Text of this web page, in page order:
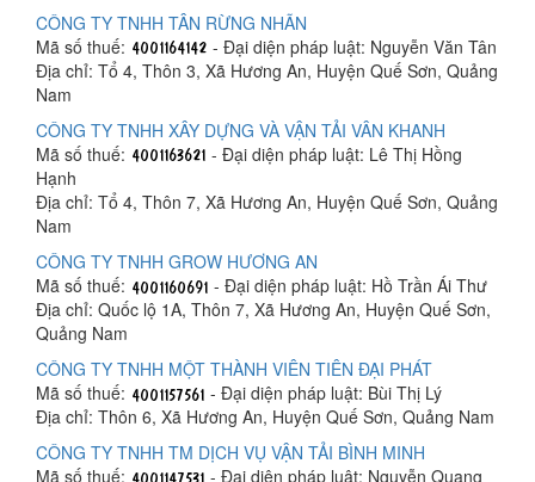
CÔNG TY TNHH TÂN RỪNG NHÃN
Mã số thuế:
- Đại diện pháp luật: Nguyễn Văn Tân
Địa chỉ: Tổ 4, Thôn 3, Xã Hương An, Huyện Quế Sơn, Quảng
Nam
CÔNG TY TNHH XÂY DỰNG VÀ VẬN TẢI VÂN KHANH
Mã số thuế:
- Đại diện pháp luật: Lê Thị Hồng
Hạnh
Địa chỉ: Tổ 4, Thôn 7, Xã Hương An, Huyện Quế Sơn, Quảng
Nam
CÔNG TY TNHH GROW HƯƠNG AN
Mã số thuế:
- Đại diện pháp luật: Hồ Trần Ái Thư
Địa chỉ: Quốc lộ 1A, Thôn 7, Xã Hương An, Huyện Quế Sơn,
Quảng Nam
CÔNG TY TNHH MỘT THÀNH VIÊN TIÊN ĐẠI PHÁT
Mã số thuế:
- Đại diện pháp luật: Bùi Thị Lý
Địa chỉ: Thôn 6, Xã Hương An, Huyện Quế Sơn, Quảng Nam
CÔNG TY TNHH TM DỊCH VỤ VẬN TẢI BÌNH MINH
Mã số thuế:
- Đại diện pháp luật: Nguyễn Quang